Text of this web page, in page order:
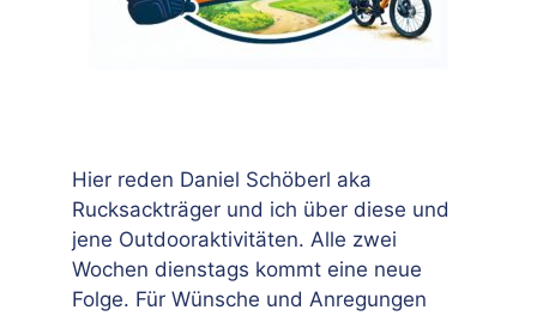
Hier reden Daniel Schöberl aka
Rucksackträger und ich über diese und
jene Outdooraktivitäten. Alle zwei
Wochen dienstags kommt eine neue
Folge. Für Wünsche und Anregungen